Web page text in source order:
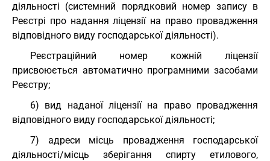
діяльності (системний порядковий номер запису в
Реєстрі про надання ліцензії на право провадження
відповідного виду господарської діяльності).
Реєстраційний номер кожній ліцензії
присвоюється автоматично програмними засобами
Реєстру;
6) вид наданої ліцензії на право провадження
відповідного виду господарської діяльності;
7) адреси місць провадження господарської
діяльності/місць зберігання спирту етилового,